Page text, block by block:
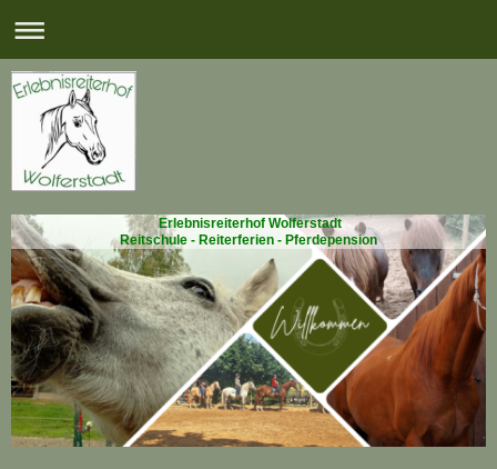
Erlebnisreiterhof Wolferstadt
Reitschule - Reiterferien - Pferdepension